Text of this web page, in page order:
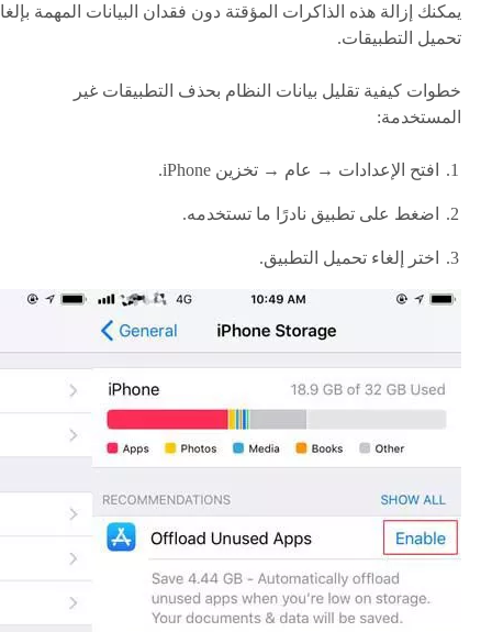
يمكنك إزالة هذه الذاكرات المؤقتة دون فقدان البيانات المهمة
تحميل التطبيقات.
خطوات كيفية تقليل بيانات النظام بحذف التطبيقات غير
المستخدمة:
افتح الإعدادات → عام → تخزين iPhone.
اضغط على تطبيق نادرًا ما تستخدمه.
اختر إلغاء تحميل التطبيق.